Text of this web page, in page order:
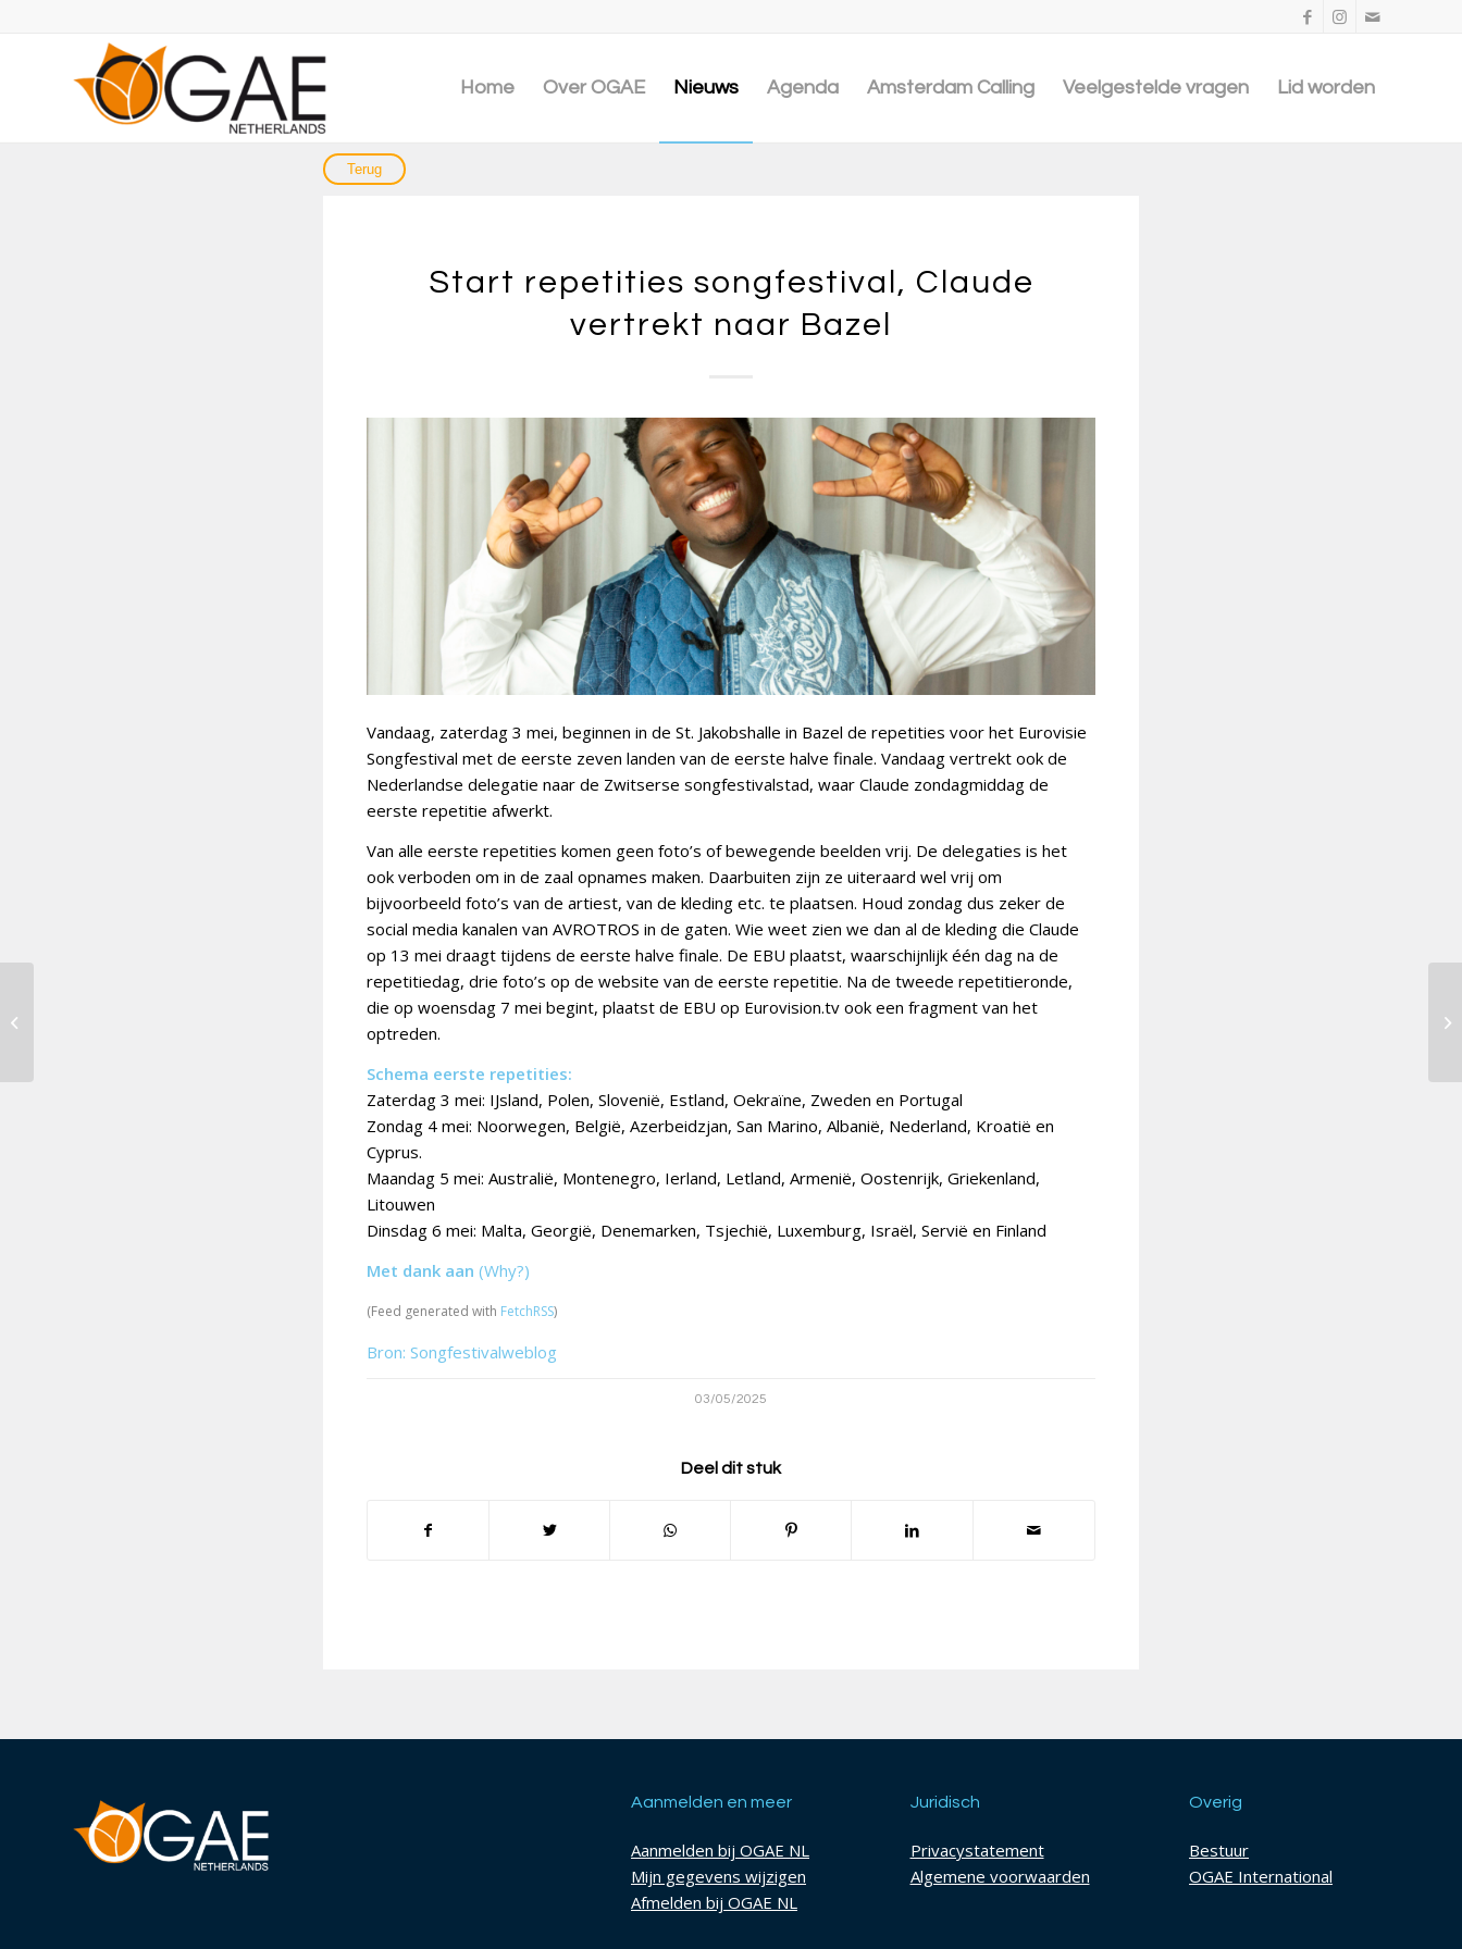
Home Over OGAE Nieuws Agenda Amsterdam Calling Veelgestelde vragen Lid worden
Start repetities songfestival, Claude
vertrekt naar Bazel
Vandaag, zaterdag 3 mei, beginnen in de St. Jakobshalle in Bazel de repetities voor het Eurovisie
Songfestival met de eerste zeven landen van de eerste halve finale. Vandaag vertrekt ook de
Nederlandse delegatie naar de Zwitserse songfestivalstad, waar Claude zondagmiddag de
eerste repetitie afwerkt.
Van alle eerste repetities komen geen foto’s of bewegende beelden vrij. De delegaties is het
ook verboden om in de zaal opnames maken. Daarbuiten zijn ze uiteraard wel vrij om
bijvoorbeeld foto’s van de artiest, van de kleding etc. te plaatsen. Houd zondag dus zeker de
social media kanalen van AVROTROS in de gaten. Wie weet zien we dan al de kleding die Claude
op 13 mei draagt tijdens de eerste halve finale. De EBU plaatst, waarschijnlijk één dag na de
repetitiedag, drie foto’s op de website van de eerste repetitie. Na de tweede repetitieronde,
die op woensdag 7 mei begint, plaatst de EBU op Eurovision.tv ook een fragment van het
optreden.
Schema eerste repetities:
Zaterdag 3 mei: IJsland, Polen, Slovenië, Estland, Oekraïne, Zweden en Portugal
Zondag 4 mei: Noorwegen, België, Azerbeidzjan, San Marino, Albanië, Nederland, Kroatië en
Cyprus.
Maandag 5 mei: Australië, Montenegro, Ierland, Letland, Armenië, Oostenrijk, Griekenland,
Litouwen
Dinsdag 6 mei: Malta, Georgië, Denemarken, Tsjechië, Luxemburg, Israël, Servië en Finland
Met dank aan (Why?)
(Feed generated with FetchRSS)
Bron: Songfestivalweblog
03/05/2025
Deel dit stuk
Aanmelden en meer
Aanmelden bij OGAE NL
Mijn gegevens wijzigen
Afmelden bij OGAE NL
Juridisch
Privacystatement
Algemene voorwaarden
Overig
Bestuur
OGAE International